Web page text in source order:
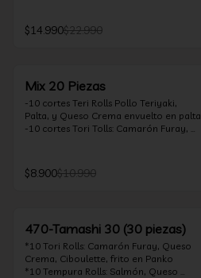
cebollín, frito en tempura
*Incluye 2 soya 30ml / 2 palitos / 1 salsa
$14.990$22.990
Mix 20 Piezas
-10 cortes Teri Rolls Pollo Teriyaki,
Palta, y Queso Crema envuelto en palta
-10 cortes Tori Tolls: Camarón Furay,
teriyaki 30ml
$8.900$10.990
470-Tamashi 30 (30 piezas)
*10 Tori Rolls: Camarón Furay, Queso
Crema, Ciboulette, frito en Panko
*10 Tempura Rolls: Salmón, Queso